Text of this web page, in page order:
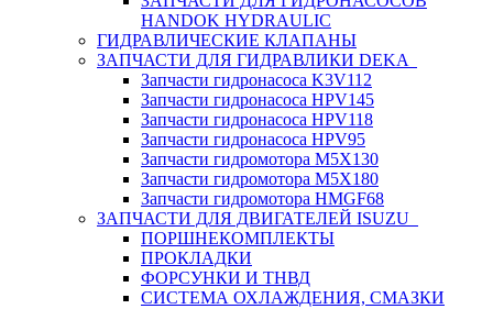
HANDOK HYDRAULIC
ГИДРАВЛИЧЕСКИЕ КЛАПАНЫ
ЗАПЧАСТИ ДЛЯ ГИДРАВЛИКИ DEKA
Запчасти гидронасоса K3V112
Запчасти гидронасоса HPV145
Запчасти гидронасоса HPV118
Запчасти гидронасоса HPV95
Запчасти гидромотора M5X130
Запчасти гидромотора M5X180
Запчасти гидромотора HMGF68
ЗАПЧАСТИ ДЛЯ ДВИГАТЕЛЕЙ ISUZU
ПОРШНЕКОМПЛЕКТЫ
ПРОКЛАДКИ
ФОРСУНКИ И ТНВД
СИСТЕМА ОХЛАЖДЕНИЯ, СМАЗКИ